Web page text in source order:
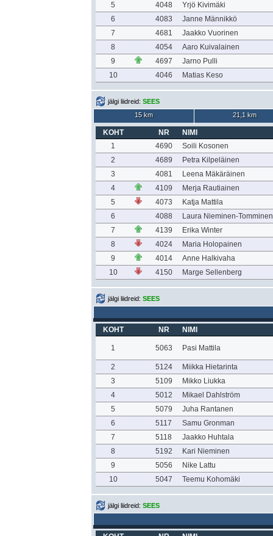
5
4048
Yrjö Kivimäki
6
4083
Janne Männikkö
7
4681
Jaakko Vuorinen
8
4054
Aaro Kuivalainen
9
4697
Jarno Pulli
10
4046 Matias Keso
jälgi liidreid: SEES
15 km
21,1 km
KOHT NR
NIMI
1
4690
Soili Kosonen
2
4689
Petra Kilpeläinen
3
4081
Leena Mäkäräinen
4
4109
Merja Rautiainen
5
4073
Katja Mattila
6
4088
Laura Nieminen-Tomminen
7
4139
Erika Winter
8
4024
Maria Holopainen
9
4014
Anne Halkivaha
10
4150 Marge Sellenberg
jälgi liidreid: SEES
KOHT NR NIMI
1 5063 Pasi Mattila
2 5124
Miikka Hietarinta
3
5109
Mikko Liukka
4
5012
Mikael Dahlström
5
5079
Juha Rantanen
6
5117
Samu Gronman
7
5118
Jaakko Huhtala
8
5192
Kari Nieminen
9
5056
Nike Lattu
10
5047 Teemu Kohomäki
jälgi liidreid: SEES